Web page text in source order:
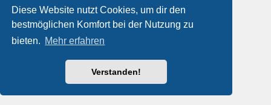
Diese Website nutzt Cookies, um dir den
bestmöglichen Komfort bei der Nutzung zu
bieten. Mehr erfahren
Verstanden!